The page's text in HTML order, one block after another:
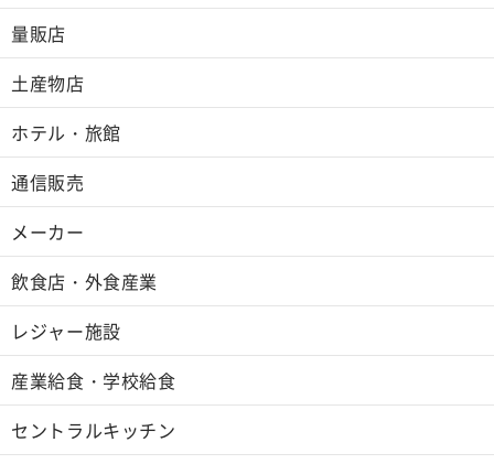
量販店
土産物店
ホテル・旅館
通信販売
メーカー
飲食店・外食産業
レジャー施設
産業給食・学校給食
セントラルキッチン